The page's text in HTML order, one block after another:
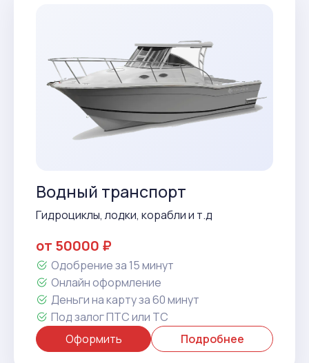
Водный транспорт
Гидроциклы, лодки, корабли и т.д
от 50000 ₽
Одобрение за 15 минут
Онлайн оформление
Деньги на карту за 60 минут
Под залог ПТС или ТС
Оформить
Подробнее